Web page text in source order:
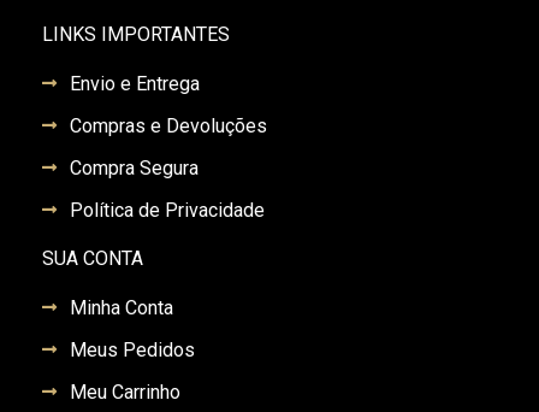
LINKS IMPORTANTES
Envio e Entrega
Compras e Devoluções
Compra Segura
Política de Privacidade
SUA CONTA
Minha Conta
Meus Pedidos
Meu Carrinho